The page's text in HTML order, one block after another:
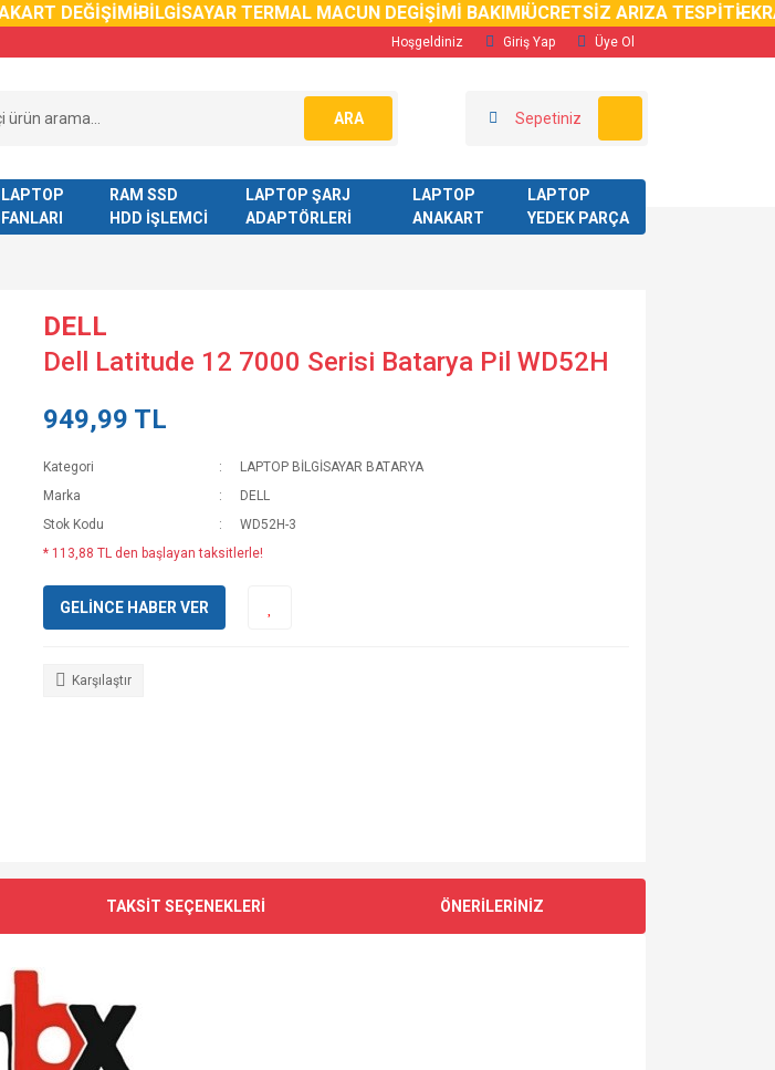
DEĞİŞİMİBİLGİSAYAR TERMAL MACUN DEGİŞİMİ BAKIMIÜCRETSİZ ARIZA TESPİTİ
Hoşgeldiniz Giriş Yap Üye Ol
ARA Sepetiniz
LAPTOP
FANLARI
RAM SSD
HDD İŞLEMCİ
LAPTOP ŞARJ
ADAPTÖRLERİ
LAPTOP
ANAKART
LAPTOP
YEDEK PARÇA
DELL
Dell Latitude 12 7000 Serisi Batarya Pil WD52H
949,99 TL
Kategori
LAPTOP BİLGİSAYAR BATARYA
Marka
DELL
Stok Kodu
WD52H-3
* 113,88 TL den başlayan taksitlerle!
GELİNCE HABER VER
Karşılaştır
TAKSİT SEÇENEKLERİ ÖNERİLERİNİZ